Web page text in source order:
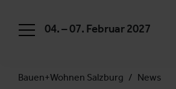
04. – 07. Februar 2027
Bauen+Wohnen Salzburg News